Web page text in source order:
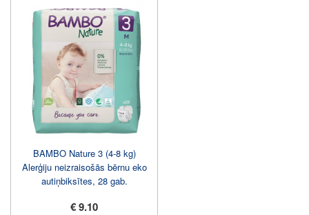
BAMBO Nature 3 (4-8 kg)
Alerģiju neizraisošās bērnu eko
autiņbiksītes, 28 gab.
€ 9.10